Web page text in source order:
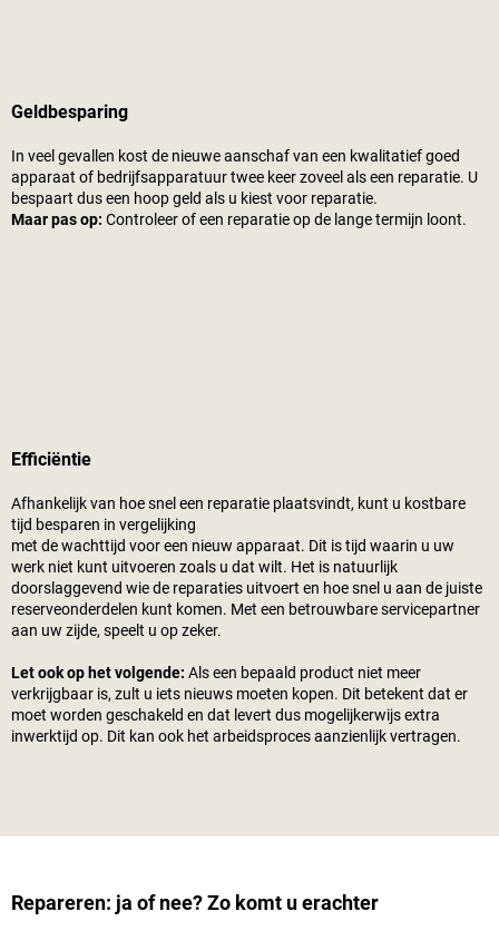
Geldbesparing
In veel gevallen kost de nieuwe aanschaf van een kwalitatief goed
apparaat of bedrijfsapparatuur twee keer zoveel als een reparatie. U
bespaart dus een hoop geld als u kiest voor reparatie.
Maar pas op: Controleer of een reparatie op de lange termijn loont.
Efficiëntie
Afhankelijk van hoe snel een reparatie plaatsvindt, kunt u kostbare
tijd besparen in vergelijking
met de wachttijd voor een nieuw apparaat. Dit is tijd waarin u uw
werk niet kunt uitvoeren zoals u dat wilt. Het is natuurlijk
doorslaggevend wie de reparaties uitvoert en hoe snel u aan de juiste
reserveonderdelen kunt komen. Met een betrouwbare servicepartner
aan uw zijde, speelt u op zeker.
Let ook op het volgende: Als een bepaald product niet meer
verkrijgbaar is, zult u iets nieuws moeten kopen. Dit betekent dat er
moet worden geschakeld en dat levert dus mogelijkerwijs extra
inwerktijd op. Dit kan ook het arbeidsproces aanzienlijk vertragen.
Repareren: ja of nee? Zo komt u erachter